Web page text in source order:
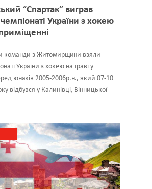
“Спартак” виграв
України з хокею
команди з Житомирщини взяли
України з хокею на траві у
юнаків 2005-2006р.н., який 07-10
відбувся у Калинівці, Вінницької